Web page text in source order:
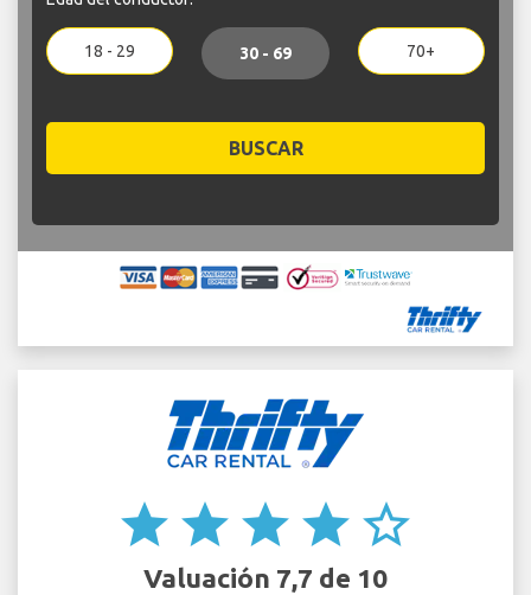
18 - 29 30 - 69 70+
BUSCAR
star star star star star_border
Valuación 7,7 de 10